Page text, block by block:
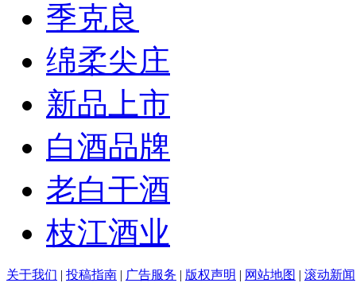
季克良
绵柔尖庄
新品上市
白酒品牌
老白干酒
枝江酒业
关于我们 | 投稿指南 | 广告服务 | 版权声明 | 网站地图 | 滚动新闻